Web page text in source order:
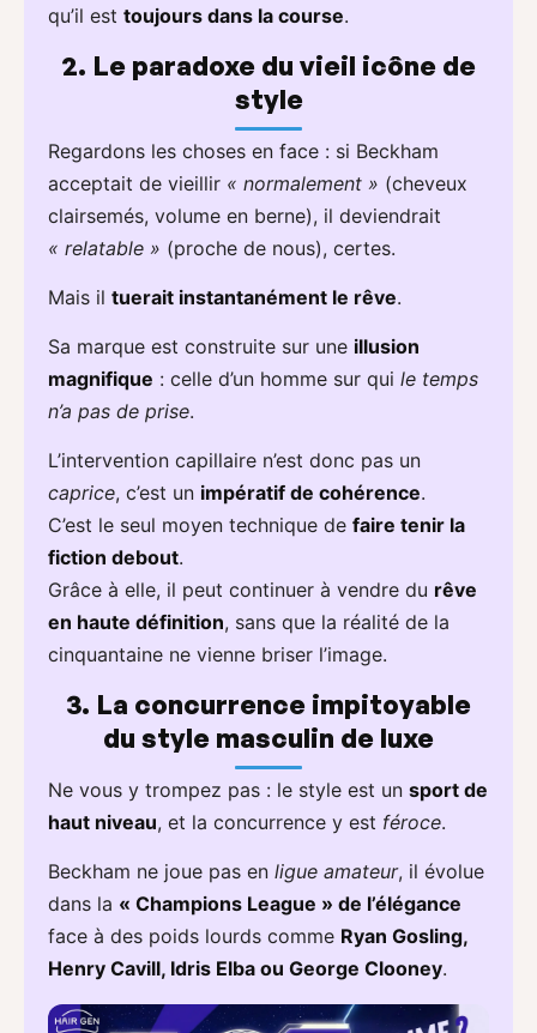
qu’il est toujours dans la course.
2. Le paradoxe du vieil icône de
style
Regardons les choses en face : si Beckham
acceptait de vieillir « normalement » (cheveux
clairsemés, volume en berne), il deviendrait
« relatable » (proche de nous), certes.
Mais il tuerait instantanément le rêve.
Sa marque est construite sur une illusion
magnifique : celle d’un homme sur qui le temps
n’a pas de prise.
L’intervention capillaire n’est donc pas un
caprice, c’est un impératif de cohérence.
C’est le seul moyen technique de faire tenir la
fiction debout.
Grâce à elle, il peut continuer à vendre du rêve
en haute définition, sans que la réalité de la
cinquantaine ne vienne briser l’image.
3. La concurrence impitoyable
du style masculin de luxe
Ne vous y trompez pas : le style est un sport de
haut niveau, et la concurrence y est féroce.
Beckham ne joue pas en ligue amateur, il évolue
dans la « Champions League » de l’élégance
face à des poids lourds comme Ryan Gosling,
Henry Cavill, Idris Elba ou George Clooney.